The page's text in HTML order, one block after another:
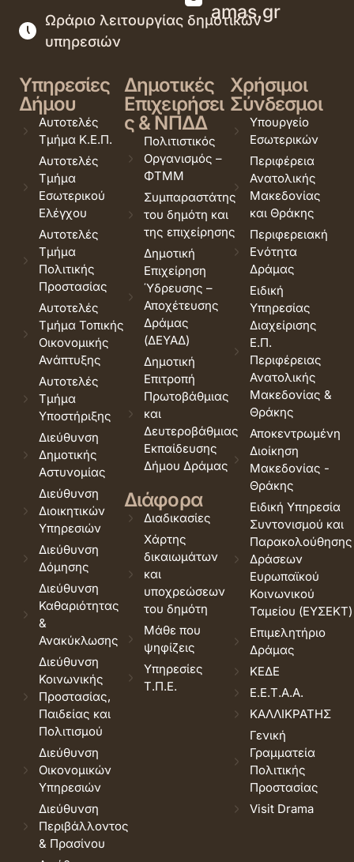
amas.gr
Ωράριο λειτουργίας δημοτικών
υπηρεσιών
Υπηρεσίες
Δήμου
Αυτοτελές
Τμήμα Κ.Ε.Π.
Αυτοτελές
Τμήμα
Εσωτερικού
Ελέγχου
Αυτοτελές
Τμήμα
Πολιτικής
Προστασίας
Αυτοτελές
Τμήμα Τοπικής
Οικονομικής
Ανάπτυξης
Αυτοτελές
Τμήμα
Υποστήριξης
Διεύθυνση
Δημοτικής
Αστυνομίας
Διεύθυνση
Διοικητικών
Υπηρεσιών
Διεύθυνση
Δόμησης
Διεύθυνση
Καθαριότητας
&
Ανακύκλωσης
Διεύθυνση
Κοινωνικής
Προστασίας,
Παιδείας και
Πολιτισμού
Διεύθυνση
Οικονομικών
Υπηρεσιών
Διεύθυνση
Περιβάλλοντος
& Πρασίνου
Δημοτικές
Επιχειρήσει
ς & ΝΠΔΔ
Πολιτιστικός
Οργανισμός –
ΦΤΜΜ
Συμπαραστάτης
του δημότη και
της επιχείρησης
Δημοτική
Επιχείρηση
Ύδρευσης –
Αποχέτευσης
Δράμας
(ΔΕΥΑΔ)
Δημοτική
Επιτροπή
Πρωτοβάθμιας
και
Δευτεροβάθμιας
Εκπαίδευσης
Δήμου Δράμας
Διάφορα
Διαδικασίες
Χάρτης
δικαιωμάτων
και
υποχρεώσεων
του δημότη
Μάθε που
ψηφίζεις
Υπηρεσίες
Τ.Π.Ε.
Χρήσιμοι
Σύνδεσμοι
Υπουργείο
Εσωτερικών
Περιφέρεια
Ανατολικής
Μακεδονίας
και Θράκης
Περιφερειακή
Ενότητα
Δράμας
Ειδική
Υπηρεσίας
Διαχείρισης
Ε.Π.
Περιφέρειας
Ανατολικής
Μακεδονίας &
Θράκης
Αποκεντρωμένη
Διοίκηση
Μακεδονίας -
Θράκης
Ειδική Υπηρεσία
Συντονισμού και
Παρακολούθησης
Δράσεων
Ευρωπαϊκού
Κοινωνικού
Ταμείου (ΕΥΣΕΚΤ)
Επιμελητήριο
Δράμας
ΚΕΔΕ
Ε.Ε.Τ.Α.Α.
ΚΑΛΛΙΚΡΑΤΗΣ
Γενική
Γραμματεία
Πολιτικής
Προστασίας
Visit Drama